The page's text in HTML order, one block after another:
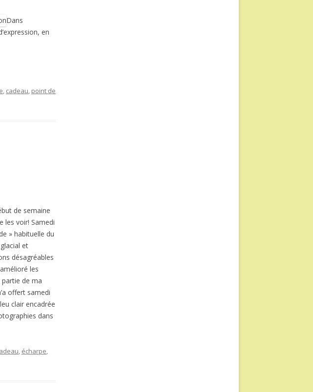
Dans
en
, cadeau, point de
de semaine
les voir! Samedi
» habituelle du
et
désagréables
les
de ma
offert samedi
clair encadrée
dans
, écharpe,